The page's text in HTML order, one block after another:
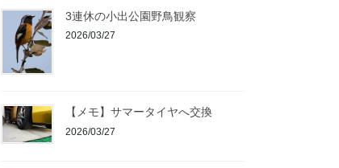
3連休の小出公園野鳥観察
2026/03/27
【メモ】サマータイヤへ交換
2026/03/27